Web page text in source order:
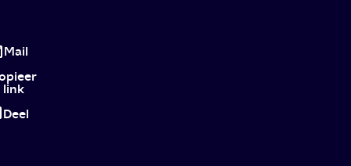
S01E01E02
Mail
link
Deel